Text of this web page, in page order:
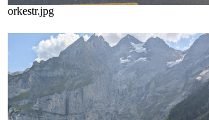
orkestr.jpg